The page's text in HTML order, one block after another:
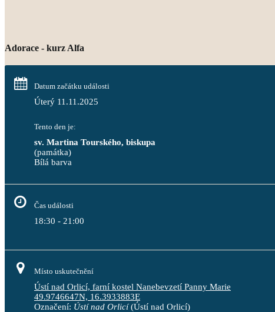
Adorace - kurz Alfa
Datum začátku události
Úterý 11.11.2025
Tento den je:
sv. Martina Tourského, biskupa
(památka)
Bílá barva
Čas události
18:30 - 21:00
Místo uskutečnění
Ústí nad Orlicí, farní kostel Nanebevzetí Panny Marie
49.9746647N, 16.3933883E
Označení: Ústí nad Orlicí(Ústí nad Orlicí)